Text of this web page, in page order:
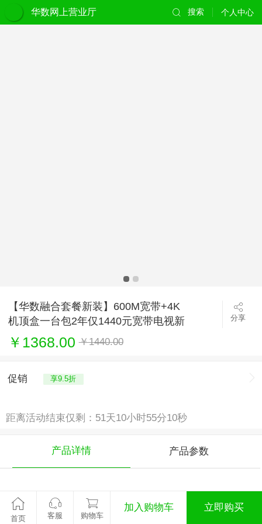
华数网上营业厅 个人中心
搜索
【华数融合套餐新装】600M宽带+4K
机顶盒一台包2年仅1440元宽带电视新
装限时优惠
分享
￥1368.00 ￥1440.00
促销 享9.5折
距离活动结束仅剩：51天10小时55分9秒
产品详情 产品参数
1.受理 须知
只限新装用户下单办理，套餐
包含1台机顶盒，需多台机顶盒请加客服微
首页 客服 购物车
加入购物车 立即购买